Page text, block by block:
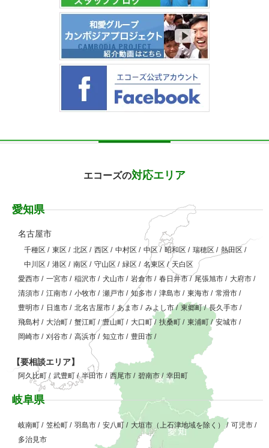
エコーズの対応エリア
愛知県
名古屋市
千種区 / 東区 / 北区 / 西区 / 中村区 / 中区 / 昭和区 / 瑞穂区 / 熱田区 /
中川区 / 港区 / 南区 / 守山区 / 緑区 / 名東区 / 天白区
愛西市 / 一宮市 / 稲沢市 / 犬山市 / 岩倉市 / 春日井市 / 尾張旭市 / 大府市 /
清須市 / 江南市 / 小牧市 / 瀬戸市 / 知多市 / 津島市 / 東海市 / 常滑市 /
豊明市 / 日進市 / 北名古屋市 / あま市 / みよし市/ 東郷町/ 長久手市 /
飛島村 / 大治町 / 蟹江町 / 豊山町 / 大口町/ 扶桑町 / 東浦町 / 安城市 /
岡崎市 / 刈谷市 / 高浜市 / 知立市 / 豊田市 /
【要相談エリア】
阿久比町 / 武豊町/ 半田市 / 西尾市 / 碧南市/ 幸田町
岐阜県
岐南町 / 笠松町 / 羽島市 / 安八町 / 大垣市（上石津地域を除く） / 可児市 /
多治見市